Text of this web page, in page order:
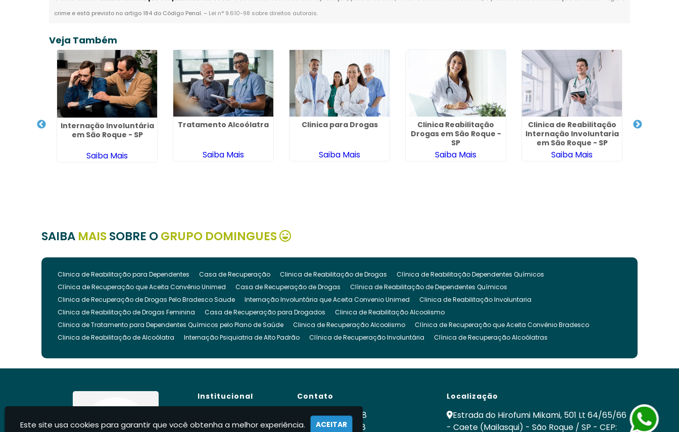
crime e está previsto no artigo 184 do Código Penal. – Lei n° 9.610-98 sobre direitos autorais.
Veja Também
Internação Involuntária
em São Roque - SP
Saiba Mais
Tratamento Alcoólatra
Saiba Mais
Clinica para Drogas
Saiba Mais
Clinica Reabilitação
Drogas em São Roque -
SP
Saiba Mais
Clinica de Reabilitação
Internação Involuntaria
em São Roque - SP
Saiba Mais
SAIBA MAISSOBRE OGRUPO DOMINGUES
Clinica de Reabilitação para Dependentes Casa de Recuperação Clinica de Reabilitação de Drogas
Clínica de Reabilitação Dependentes Químicos
Clínica de Recuperação que Aceita Convênio Unimed
Casa de Recuperação de Drogas
Clínica de Reabilitação de Dependentes Químicos
Clinica de Recuperação de Drogas Pelo Bradesco Saude
Internação Involuntária que Aceita Convenio Unimed
Clinica de Reabilitação Involuntaria
Clinica de Reabilitação de Drogas Feminina
Casa de Recuperação para Drogados
Clinica de Reabilitação Alcoolismo
Clinica de Tratamento para Dependentes Químicos pelo Plano de Saúde
Clinica de Recuperação Alcoolismo
Clínica de Recuperação que Aceita Convênio Bradesco
Clinica de Reabilitação de Alcoólatra
Internação Psiquiatria de Alto Padrão Clínica de Recuperação Involuntária
Clínica de Recuperação Alcoólatras
Clinica para Drogado Clínica para Drogados Clinica Reabilitação Drogas
Clinica Recuperação Drogas
Clinica para Dependentes Alcoólicos
Clinica para Tratamento de Alcoolismo
Clinica Internação Drogas
Clinica de Internação para Drogados Clinica para Drogas Clínica para Dependentes Químicos
Institucional
Sobre Nós
Contato
(11) 99900-2928
(11) 99900-2928
Localização
Estrada do Hirofumi Mikami, 501 Lt 64/65/66
- Caete (Mailasqui) - São Roque / SP - CEP:
Este site usa cookies para garantir que você obtenha a melhor experiência. ACEITAR